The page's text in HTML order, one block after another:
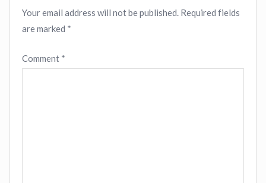
Your email address will not be published. Required fields
are marked *
Comment *